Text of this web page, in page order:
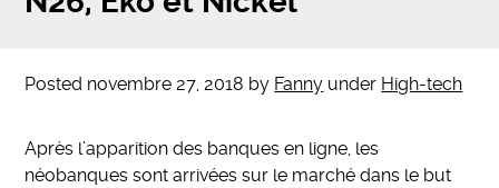
Posted novembre 27, 2018 by Fanny under High-tech
Après l’apparition des banques en ligne, les
néobanques sont arrivées sur le marché dans le but